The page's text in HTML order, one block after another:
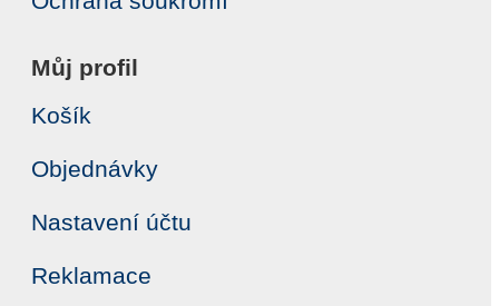
Můj profil
Košík
Objednávky
Nastavení účtu
Reklamace